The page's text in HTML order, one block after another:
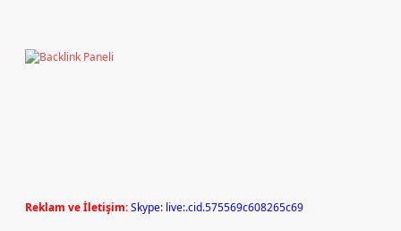
Reklam ve İletişim:Skype: live:.cid.575569c608265c69